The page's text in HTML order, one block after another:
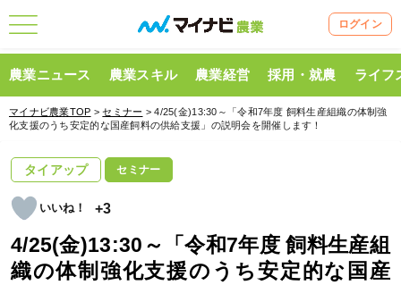
ログイン
農業ニュース 農業スキル 農業経営 採用・就農 ライフ
マイナビ農業TOP >セミナー > 4/25(金)13:30～「令和7年度 飼料生産組織の体制強
化支援のうち安定的な国産飼料の供給支援」の説明会を開催します！
タイアップ セミナー
+3
4/25(金)13:30～「令和7年度 飼料生産組
織の体制強化支援のうち安定的な国産